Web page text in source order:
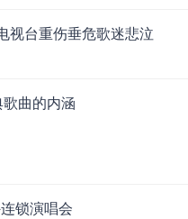
视台重伤垂危歌迷悲泣
曲的内涵
锁演唱会